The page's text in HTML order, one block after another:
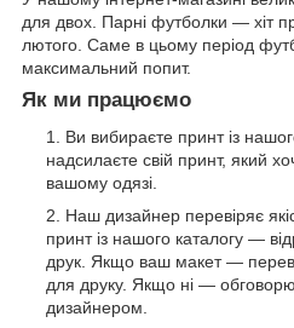
для двох. Парні футболки — хіт
лютого. Саме в цьому період
максимальний попит.
Як ми працюємо
Ви вибираєте принт із
надсилаєте свій принт, який
вашому одязі.
Наш дизайнер перевіряє
принт із нашого каталогу —
друк. Якщо ваш макет —
для друку. Якщо ні —
дизайнером.